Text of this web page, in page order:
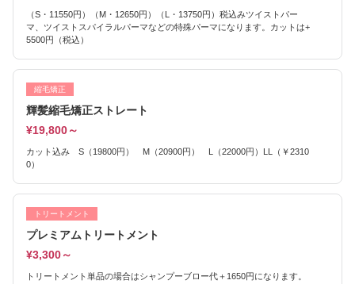
（S・11550円）（M・12650円）（L・13750円）税込みツイストパー
マ、ツイストスパイラルパーマなどの特殊パーマになります。カットは+
5500円（税込）
縮毛矯正
輝髪縮毛矯正ストレート
¥19,800～
カット込み S（19800円） M（20900円） L（22000円）LL（￥2310
0）
トリートメント
プレミアムトリートメント
¥3,300～
トリートメント単品の場合はシャンプーブロー代＋1650円になります。